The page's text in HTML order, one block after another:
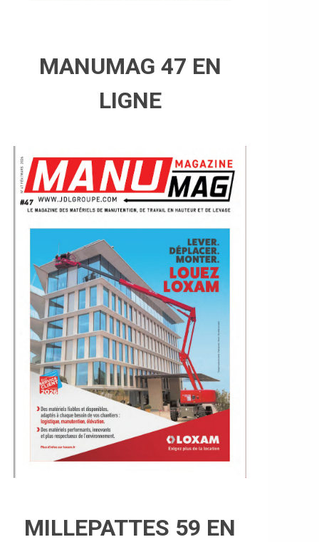
MANUMAG 47 EN
LIGNE
MILLEPATTES 59 EN